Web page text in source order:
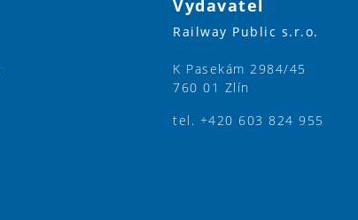
Vydavatel
Railway Public s.r.o.
K Pasekám 2984/45
760 01 Zlín
tel. +420 603 824 955